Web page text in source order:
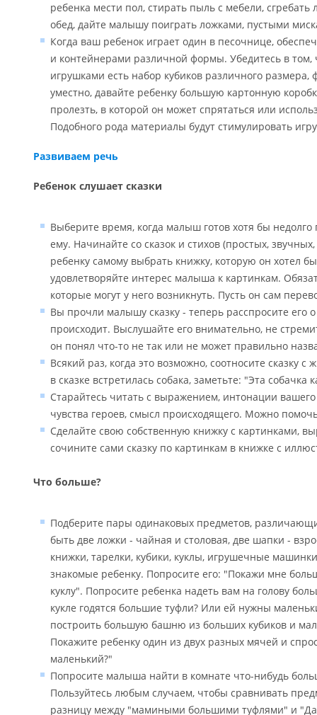
ребенка мести пол, стирать пыль с мебели, сгребать
обед, дайте малышу поиграть ложками, пустыми
Когда ваш ребенок играет один в песочнице,
и контейнерами различной формы. Убедитесь в том,
игрушками есть набор кубиков различного размера,
уместно, давайте ребенку большую картонную
пролезть, в которой он может спрятаться или
Подобного рода материалы будут стимулировать
Развиваем речь
Ребенок слушает сказки
Выберите время, когда малыш готов хотя бы недолго
ему. Начинайте со сказок и стихов (простых,
ребенку самому выбрать книжку, которую он хотел
удовлетворяйте интерес малыша к картинкам.
которые могут у него возникнуть. Пусть он сам
Вы прочли малышу сказку - теперь расспросите его
происходит. Выслушайте его внимательно, не
он понял что-то не так или не может правильно
Всякий раз, когда это возможно, соотносите сказку
в сказке встретилась собака, заметьте: "Эта собачка
Старайтесь читать с выражением, интонации вашего
чувства героев, смысл происходящего. Можно
Сделайте свою собственную книжку с картинками,
сочините сами сказку по картинкам в книжке с
Что больше?
Подберите пары одинаковых предметов,
быть две ложки - чайная и столовая, две шапки -
книжки, тарелки, кубики, куклы, игрушечные
знакомые ребенку. Попросите его: "Покажи мне
куклу". Попросите ребенка надеть вам на голову
кукле годятся большие туфли? Или ей нужны
построить большую башню из больших кубиков и
Покажите ребенку один из двух разных мячей и
маленький?"
Попросите малыша найти в комнате что-нибудь
Пользуйтесь любым случаем, чтобы сравнивать
разницу между "мамиными большими туфлями" и